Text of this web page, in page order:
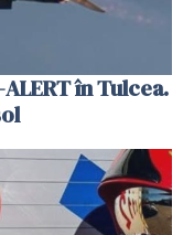
în Tulcea.